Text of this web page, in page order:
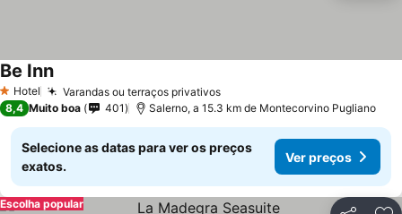
1 Estrelas
Hotel Varandas ou terraços privativosVer preços
Be InnVer preços
8,4 Muito boa 401 Salerno, a 15.3 km de Montecorvino Pugliano
Selecione as datas para ver os preços
exatos.
Ver preços
Escolha popular